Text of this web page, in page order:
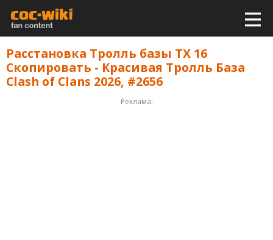
Расстановка Тролль базы ТХ 16
Скопировать - Красивая Тролль База
Clash of Clans 2026, #2656
Реклама: